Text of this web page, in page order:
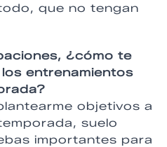
que no tengan
¿cómo te
entrenamientos
objetivos a
suelo
importantes para